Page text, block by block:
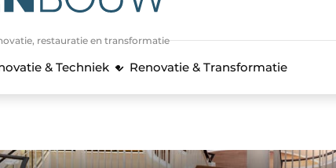
restauratie en transformatie
& Techniek Renovatie & Transformatie